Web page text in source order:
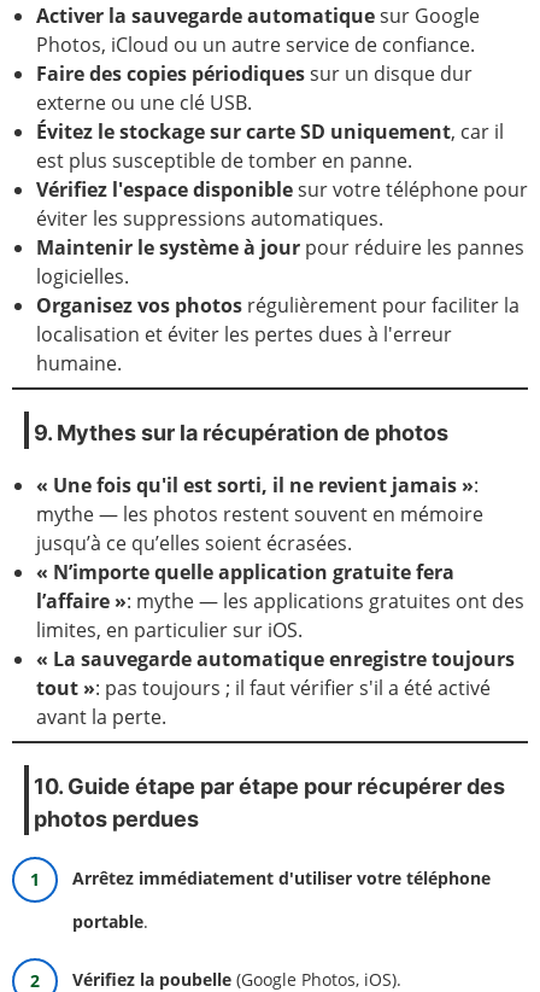
Activer la sauvegarde automatiquesur Google
Photos, iCloud ou un autre service de confiance.
Faire des copies périodiquessur un disque dur
externe ou une clé USB.
Évitez le stockage sur carte SD uniquement, car il
est plus susceptible de tomber en panne.
Vérifiez l'espace disponiblesur votre téléphone pour
éviter les suppressions automatiques.
Maintenir le système à jour pour réduire les pannes
logicielles.
Organisez vos photos régulièrement pour faciliter la
localisation et éviter les pertes dues à l'erreur
humaine.
9. Mythes sur la récupération de photos
« Une fois qu'il est sorti, il ne revient jamais »:
mythe — les photos restent souvent en mémoire
jusqu’à ce qu’elles soient écrasées.
« N’importe quelle application gratuite fera
l’affaire »: mythe — les applications gratuites ont des
limites, en particulier sur iOS.
« La sauvegarde automatique enregistre toujours
tout »: pas toujours ; il faut vérifier s'il a été activé
avant la perte.
10. Guide étape par étape pour récupérer des
photos perdues
Arrêtez immédiatement d'utiliser votre téléphone
portable.
Vérifiez la poubelle (Google Photos, iOS).